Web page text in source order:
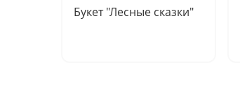
Букет "Лесные сказки"